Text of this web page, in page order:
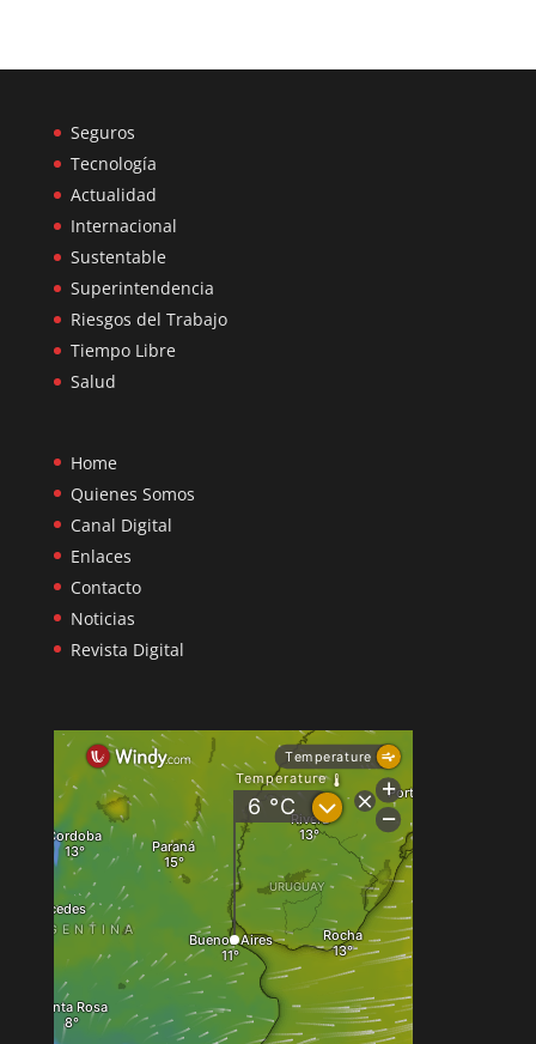
Seguros
Tecnología
Actualidad
Internacional
Sustentable
Superintendencia
Riesgos del Trabajo
Tiempo Libre
Salud
Home
Quienes Somos
Canal Digital
Enlaces
Contacto
Noticias
Revista Digital